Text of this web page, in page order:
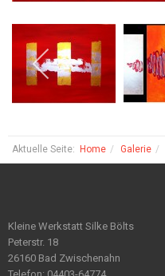
Aktuelle Seite: Home Galerie
Kleine Werkstatt Silke Bölts
Peterstr. 18
26160 Bad Zwischenahn